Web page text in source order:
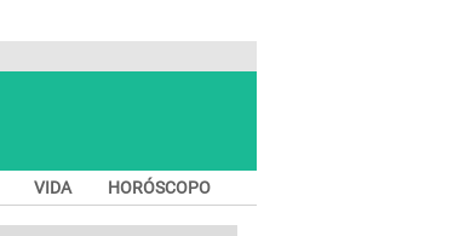
VIDA HORÓSCOPO